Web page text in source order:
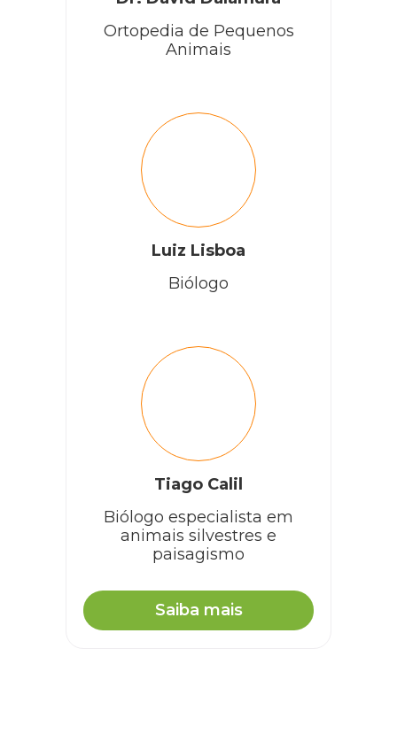
Ortopedia de Pequenos
Animais
Luiz Lisboa
Biólogo
Tiago Calil
Biólogo especialista em
animais silvestres e
paisagismo
Saiba mais